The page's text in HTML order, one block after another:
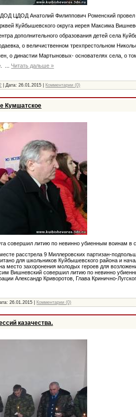
ЦДОД Анатолий Филиппович Роменский провел
Куйбышевского округа иерея Максима
дополнительного образования детей села
о величиственном трехпрестольном
о династии Мартыновых- основателях села, о
Читать дальше »
| Дата:26.01.2015 Комментарии (0)
Кумшатское
совершил литию по невинно убиенным воинам в
расстрела 9 Миллеровских партизан-
для школьников Куйбышевского района и
место захоронения молодых героев для
Вишневский совершил литию по невинно
Александр Криворотов, Глава Кринично-
26.01.2015 Комментарии (0)
казачества.